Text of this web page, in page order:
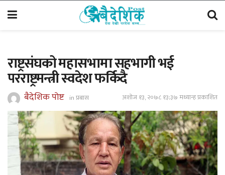
राष्ट्रसंघको महासभामा सहभागी भई
परराष्ट्रमन्त्री स्वदेश फर्किदै
बैदेशिक पोष्ट inप्रबास अशोज १३, २०७८ १३;३७ मध्यान्ह प्रकाशित